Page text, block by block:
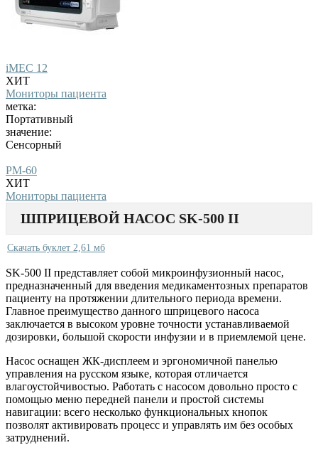
iMEC 12
ХИТ
Мониторы пациента
метка:
Портативный
значение:
Сенсорный
PM-60
ХИТ
Мониторы пациента
ШПРИЦЕВОЙ НАСОС SK-500 II
Скачать буклет 2,61 мб
SK-500 II представляет собой микроинфузионный насос,
предназначенный для введения медикаментозных препаратов
пациенту на протяжении длительного периода времени.
Главное преимущество данного шприцевого насоса
заключается в высоком уровне точности устанавливаемой
дозировки, большой скорости инфузии и в приемлемой цене.
Насос оснащен ЖК-дисплеем и эргономичной панелью
управления на русском языке, которая отличается
влагоустойчивостью. Работать с насосом довольно просто с
помощью меню передней панели и простой системы
навигации: всего несколько функциональных кнопок
позволят активировать процесс и управлять им без особых
затруднений.